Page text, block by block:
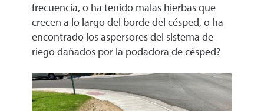
frecuencia, o ha tenido malas hierbas que
crecen a lo largo del borde del césped, o ha
encontrado los aspersores del sistema de
riego dañados por la podadora de césped?